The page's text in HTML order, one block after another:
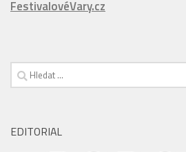
FestivalovéVary.cz
Vyhledávání
EDITORIAL